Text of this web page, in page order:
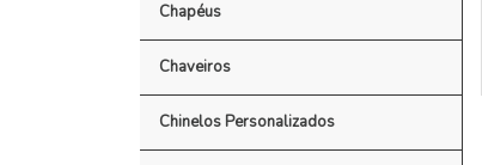
Chapéus
Chaveiros
Chinelos Personalizados